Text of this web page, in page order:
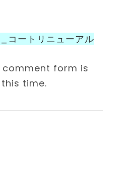
コートリニューアル
comment form is
time.